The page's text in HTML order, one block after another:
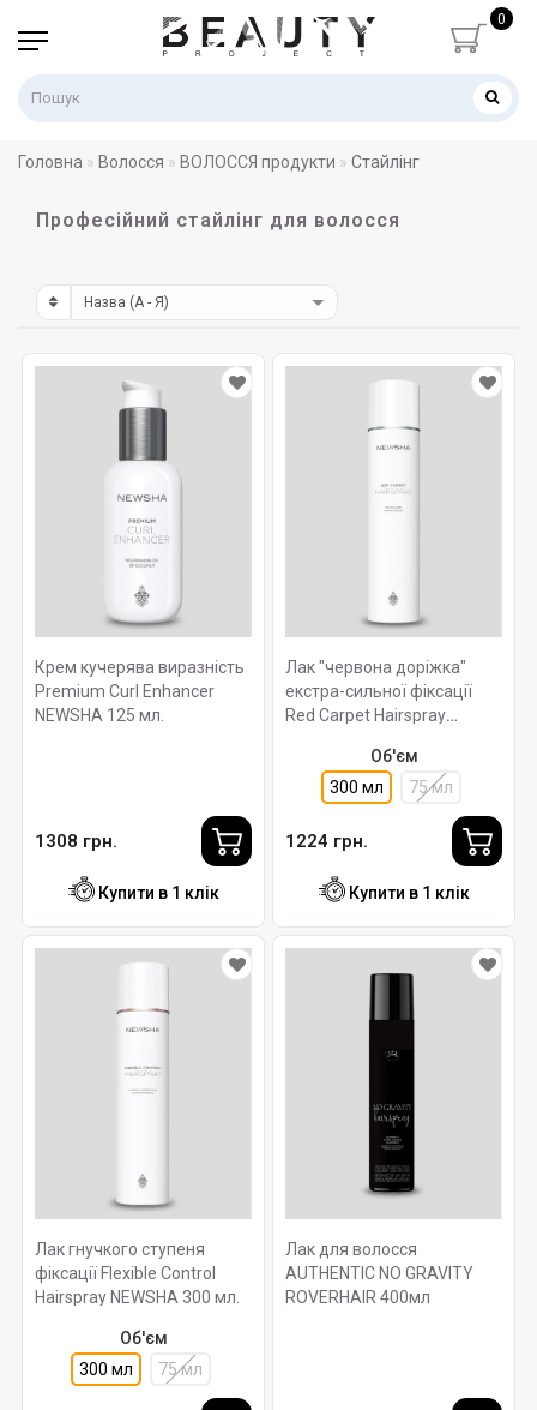
0
Головна Волосся ВОЛОССЯ продукти Стайлінг
Професійний стайлінг для волосся
Крем кучерява виразність
Premium Curl Enhancer
NEWSHA 125 мл.
1308 грн.
Купити в 1 клік
Лак "червона доріжка"
екстра-сильної фіксації
Red Carpet Hairspray
Об'єм
300 мл
75 мл
1224 грн.
Купити в 1 клік
Лак гнучкого ступеня
фіксації Flexible Control
Hairspray NEWSHA 300 мл.
Об'єм
300 мл
75 мл
Лак для волосся
AUTHENTIC NO GRAVITY
ROVERHAIR 400мл